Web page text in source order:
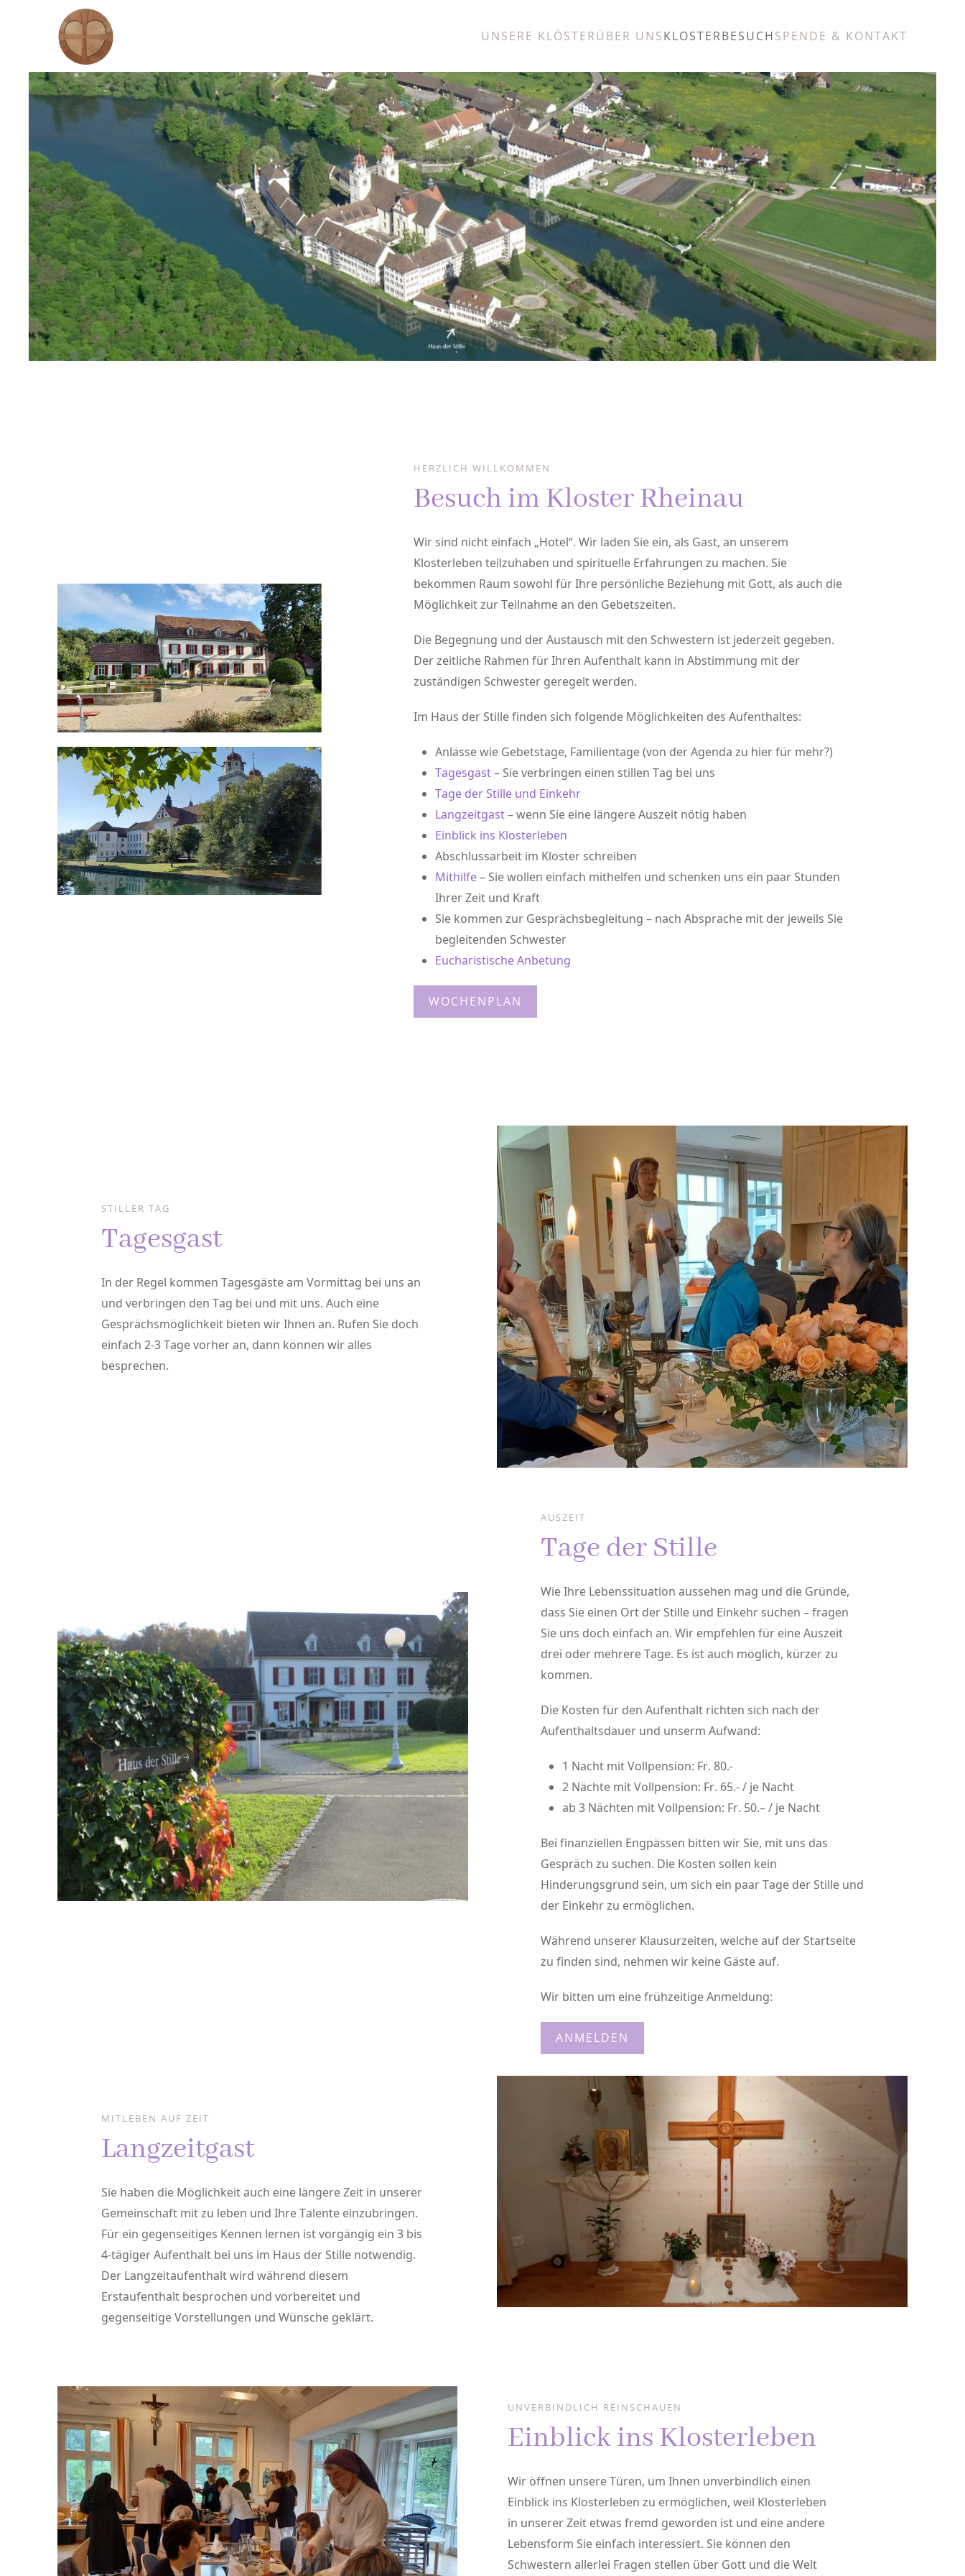
Zum Hauptinhalt springen UNSERE KLÖSTERÜBER UNSKLOSTERBESUCHSPENDE & KONTAKT
HERZLICH WILLKOMMEN
Besuch im Kloster Rheinau
Wir sind nicht einfach „Hotel“. Wir laden Sie ein, als Gast, an unserem
Klosterleben teilzuhaben und spirituelle Erfahrungen zu machen. Sie
bekommen Raum sowohl für Ihre persönliche Beziehung mit Gott, als auch die
Möglichkeit zur Teilnahme an den Gebetszeiten.
Die Begegnung und der Austausch mit den Schwestern ist jederzeit gegeben.
Der zeitliche Rahmen für Ihren Aufenthalt kann in Abstimmung mit der
zuständigen Schwester geregelt werden.
Im Haus der Stille finden sich folgende Möglichkeiten des Aufenthaltes:
Anlässewie Gebetstage, Familientage (von der Agenda zu hier für mehr?)
Tagesgast– Sie verbringen einen stillen Tag bei uns
Tage der Stille und Einkehr
Langzeitgast– wenn Sie eine längere Auszeit nötig haben
Einblick ins Klosterleben
Abschlussarbeit im Kloster schreiben
Mithilfe– Sie wollen einfach mithelfen und schenken uns ein paar Stunden
Ihrer Zeit und Kraft
Sie kommen zur Gesprächsbegleitung – nach Absprache mit der jeweils Sie
begleitenden Schwester
Eucharistische Anbetung
WOCHENPLAN
STILLER TAG
Tagesgast
In der Regel kommen Tagesgäste am Vormittag bei uns an
und verbringen den Tag bei und mit uns. Auch eine
Gesprächsmöglichkeit bieten wir Ihnen an. Rufen Sie doch
einfach 2-3 Tage vorher an, dann können wir alles
besprechen.
AUSZEIT
Tage der Stille
Wie Ihre Lebenssituation aussehen mag und die Gründe,
dass Sie einen Ort der Stille und Einkehr suchen – fragen
Sie uns doch einfach an. Wir empfehlen für eine Auszeit
drei oder mehrere Tage. Es ist auch möglich, kürzer zu
kommen.
Die Kosten für den Aufenthalt richten sich nach der
Aufenthaltsdauer und unserm Aufwand:
1 Nacht mit Vollpension: Fr. 80.-
2 Nächte mit Vollpension: Fr. 65.- / je Nacht
ab 3 Nächten mit Vollpension: Fr. 50.– / je Nacht
Bei finanziellen Engpässen bitten wir Sie, mit uns das
Gespräch zu suchen. Die Kosten sollen kein
Hinderungsgrund sein, um sich ein paar Tage der Stille und
der Einkehr zu ermöglichen.
Während unserer Klausurzeiten, welche auf der Startseite
zu finden sind, nehmen wir keine Gäste auf.
Wir bitten um eine frühzeitige Anmeldung:
ANMELDEN
MITLEBEN AUF ZEIT
Langzeitgast
Sie haben die Möglichkeit auch eine längere Zeit in unserer
Gemeinschaft mit zu leben und Ihre Talente einzubringen.
Für ein gegenseitiges Kennen lernen ist vorgängig ein 3 bis
4-tägiger Aufenthalt bei uns im Haus der Stille notwendig.
Der Langzeitaufenthalt wird während diesem
Erstaufenthalt besprochen und vorbereitet und
gegenseitige Vorstellungen und Wünsche geklärt.
UNVERBINDLICH REINSCHAUEN
Einblick ins Klosterleben
Wir öffnen unsere Türen, um Ihnen unverbindlich einen
Einblick ins Klosterleben zu ermöglichen, weil Klosterleben
in unserer Zeit etwas fremd geworden ist und eine andere
Lebensform Sie einfach interessiert. Sie können den
Schwestern allerlei Fragen stellen über Gott und die Welt